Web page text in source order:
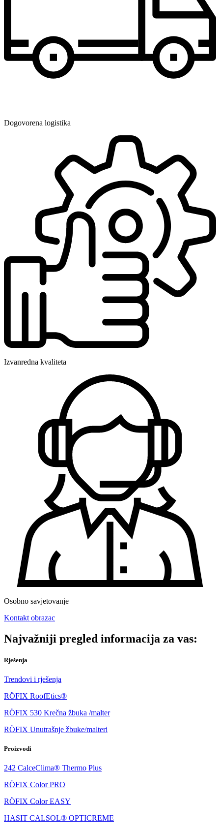
Dogovorena logistika
Izvanredna kvaliteta
Osobno savjetovanje
Kontakt obrazac
Najvažniji pregled informacija za vas:
Rješenja
Trendovi i rješenja
RÖFIX RoofEtics®
RÖFIX 530 Krečna žbuka /malter
RÖFIX Unutrašnje žbuke/malteri
Proizvodi
242 CalceClima® Thermo Plus
RÖFIX Color PRO
RÖFIX Color EASY
HASIT CALSOL® OPTICREME